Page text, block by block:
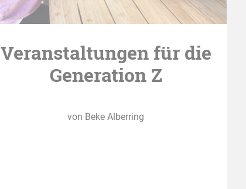
Veranstaltungen für die
Generation Z
von Beke Alberring